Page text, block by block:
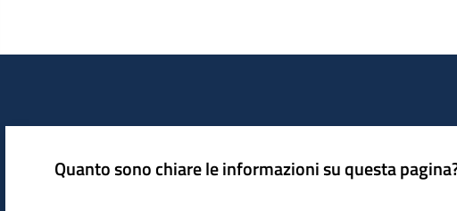
Quanto sono chiare le informazioni su questa